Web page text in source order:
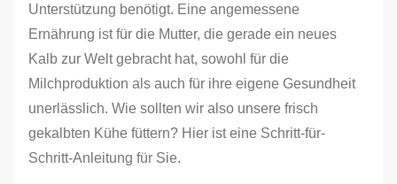
Unterstützung benötigt. Eine angemessene
Ernährung ist für die Mutter, die gerade ein neues
Kalb zur Welt gebracht hat, sowohl für die
Milchproduktion als auch für ihre eigene Gesundheit
unerlässlich. Wie sollten wir also unsere frisch
gekalbten Kühe füttern? Hier ist eine Schritt-für-
Schritt-Anleitung für Sie.